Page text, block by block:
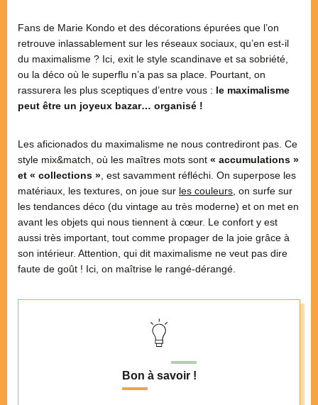
Fans de Marie Kondo et des décorations épurées que l’on
retrouve inlassablement sur les réseaux sociaux, qu’en est-il
du maximalisme ? Ici, exit le style scandinave et sa sobriété,
ou la déco où le superflu n’a pas sa place. Pourtant, on
rassurera les plus sceptiques d’entre vous : le maximalisme
peut être un joyeux bazar… organisé !
Les aficionados du maximalisme ne nous contrediront pas. Ce
style mix&match, où les maîtres mots sont « accumulations »
et « collections » , est savamment réfléchi. On superpose les
matériaux, les textures, on joue sur les couleurs , on surfe sur
les tendances déco (du vintage au très moderne) et on met en
avant les objets qui nous tiennent à cœur. Le confort y est
aussi très important, tout comme propager de la joie grâce à
son intérieur. Attention, qui dit maximalisme ne veut pas dire
faute de goût ! Ici, on maîtrise le rangé-dérangé.
Bon à savoir !